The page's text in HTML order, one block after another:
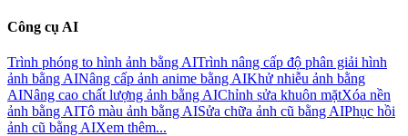
Công cụ AI
Trình phóng to hình ảnh bằng AITrình nâng cấp độ phân giải hình
ảnh bằng AINâng cấp ảnh anime bằng AIKhử nhiễu ảnh bằng
AINâng cao chất lượng ảnh bằng AIChỉnh sửa khuôn mặtXóa nền
ảnh bằng AITô màu ảnh bằng AISửa chữa ảnh cũ bằng AIPhục hồi
ảnh cũ bằng AIXem thêm...